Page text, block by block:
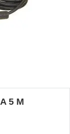
5 М